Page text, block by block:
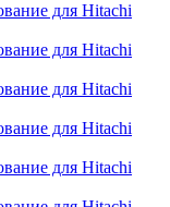
для Hitachi
для Hitachi
для Hitachi
для Hitachi
для Hitachi